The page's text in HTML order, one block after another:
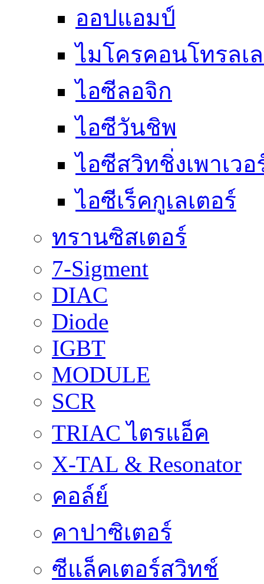
ออปแอมป์
ไมโครคอนโทรลเ
ไอซีลอจิก
ไอซีวันชิพ
ไอซีสวิทชิ่งเพาเว
ไอซีเร็คกูเลเตอร์
ทรานซิสเตอร์
7-Sigment
DIAC
Diode
IGBT
MODULE
SCR
TRIAC ไตรแอ็ค
X-TAL & Resonator
คอล์ย์
คาปาซิเตอร์
ซีแล็คเตอร์สวิทช์